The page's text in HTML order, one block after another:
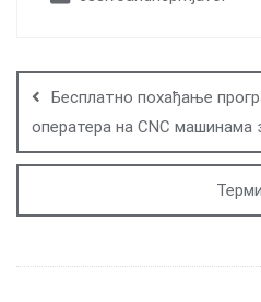
navigation
Бесплатно похађање
оператера на CNC машинама